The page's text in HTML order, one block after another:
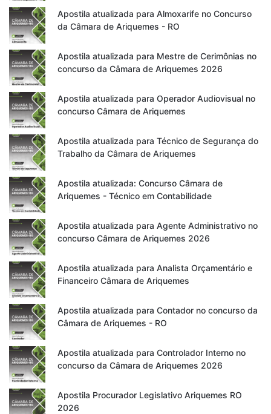
Apostila atualizada para Almoxarife no Concurso
da Câmara de Ariquemes - RO
Apostila atualizada para Mestre de Cerimônias no
concurso da Câmara de Ariquemes 2026
Apostila atualizada para Operador Audiovisual no
concurso Câmara de Ariquemes
Apostila atualizada para Técnico de Segurança do
Trabalho da Câmara de Ariquemes
Apostila atualizada: Concurso Câmara de
Ariquemes - Técnico em Contabilidade
Apostila atualizada para Agente Administrativo no
concurso Câmara de Ariquemes 2026
Apostila atualizada para Analista Orçamentário e
Financeiro Câmara de Ariquemes
Apostila atualizada para Contador no concurso da
Câmara de Ariquemes - RO
Apostila atualizada para Controlador Interno no
concurso da Câmara de Ariquemes 2026
Apostila Procurador Legislativo Ariquemes RO
2026